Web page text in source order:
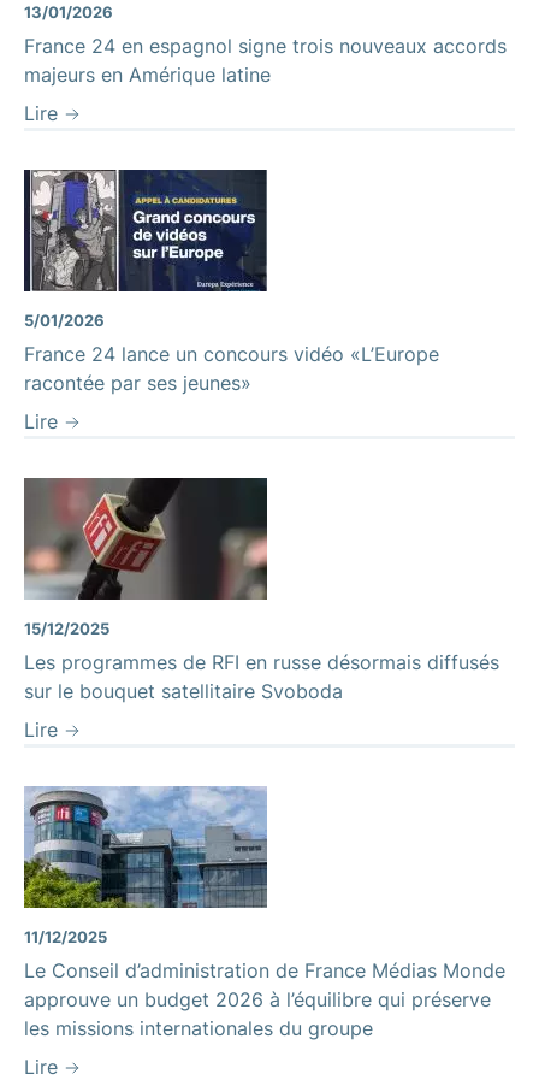
13/01/2026
France 24 en espagnol signe trois nouveaux accords
majeurs en Amérique latine
Lire
5/01/2026
France 24 lance un concours vidéo «L’Europe
racontée par ses jeunes»
Lire
15/12/2025
Les programmes de RFI en russe désormais diffusés
sur le bouquet satellitaire Svoboda
Lire
11/12/2025
Le Conseil d’administration de France Médias Monde
approuve un budget 2026 à l’équilibre qui préserve
les missions internationales du groupe
Lire